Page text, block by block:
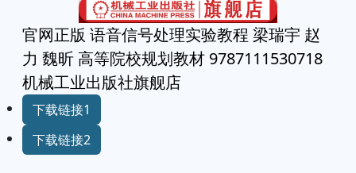
官网正版 语音信号处理实验教程 梁瑞宇 赵
力 魏昕 高等院校规划教材 9787111530718
机械工业出版社旗舰店
下载链接1
下载链接2